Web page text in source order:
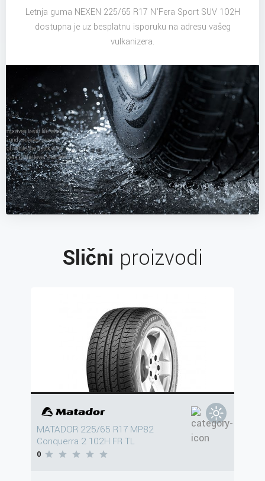
Letnja guma NEXEN 225/65 R17 N'Fera Sport SUV 102H
dostupna je uz besplatnu isporuku na adresu vašeg
vulkanizera.
Slični proizvodi
MATADOR 225/65 R17 MP82
Conquerra 2 102H FR TL
0